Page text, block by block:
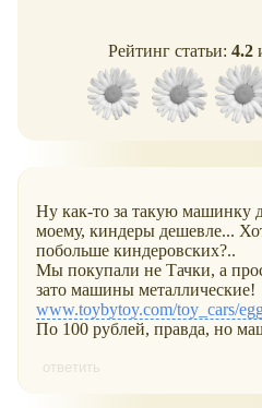
Рейтинг статьи: 4.2
Ну как-то за такую машинку
моему, киндеры дешевле...
побольше киндеровских?..
Мы покупали не Тачки, а
зато машины металлические!
www.toybytoy.com/toy_cars/
По 100 рублей, правда, но
ответить